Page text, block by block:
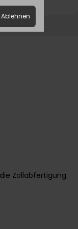
Zollabfertigung
Ablehnen